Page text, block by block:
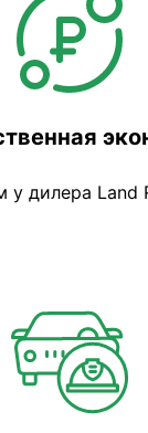
у дилера Land